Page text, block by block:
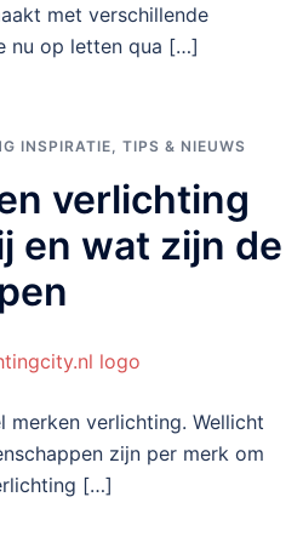
met verschillende
nu op letten qua […]
INSPIRATIE, TIPS & NIEUWS
verlichting
en wat zijn de
merken verlichting. Wellicht
zijn per merk om
[…]